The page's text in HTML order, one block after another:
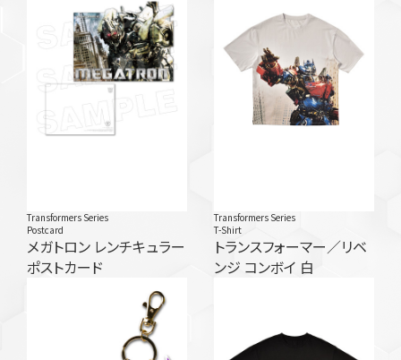
Transformers Series
Postcard
メガトロン レンチキュラー
ポストカード
Transformers Series
T-Shirt
トランスフォーマー／リベ
ンジ コンボイ 白